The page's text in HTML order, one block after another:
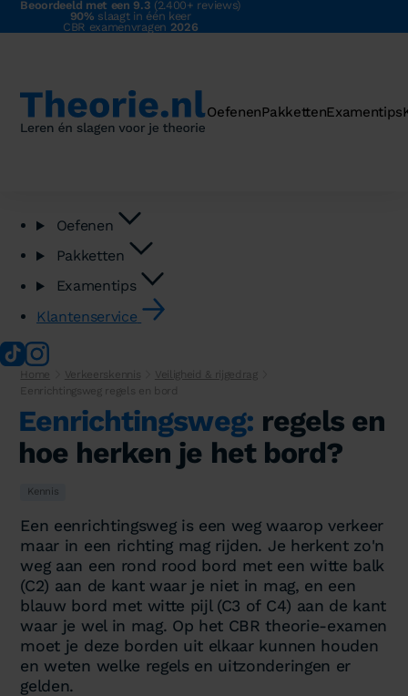
Beoordeeld met een 9.3 (2.400+ reviews)
90% slaagt in één keer
CBR examenvragen 2026
OefenenPakkettenExamentips
Oefenen
Pakketten
Examentips
Klantenservice
Home Verkeerskennis
Veiligheid & rijgedrag
Eenrichtingsweg regels en bord
Eenrichtingsweg: regels en
hoe herken je het bord?
Kennis
Een eenrichtingsweg is een weg waarop verkeer
maar in een richting mag rijden. Je herkent zo'n
weg aan een rond rood bord met een witte balk
(C2) aan de kant waar je niet in mag, en een
blauw bord met witte pijl (C3 of C4) aan de kant
waar je wel in mag. Op het CBR theorie-examen
moet je deze borden uit elkaar kunnen houden
en weten welke regels en uitzonderingen er
gelden.